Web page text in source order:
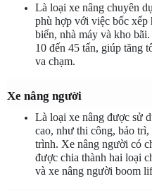
Là loại xe nâng chuyên
phù hợp với việc bốc xếp
biển, nhà máy và kho
10 đến 45 tấn, giúp tăng
va chạm.
Xe nâng người
Là loại xe nâng được sử
cao, như thi công, bảo
trình. Xe nâng người có
được chia thành hai loại
và xe nâng người boom